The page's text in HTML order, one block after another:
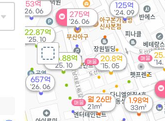
20.8억
'15. 05
매물
매물
657억
'26. 06
275억
'26. 06
월 26만
21m²
매물
53억
'26. 06
166.88억
'25. 10
122.87억
'25. 10
125억
'24. 09
1.98억
33m²